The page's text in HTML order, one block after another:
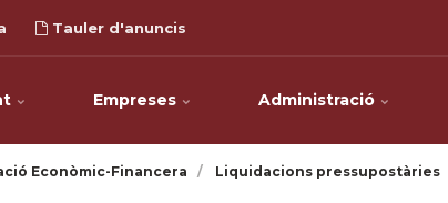
Tauler d'anuncis
Empreses Administració
Econòmic-Financera Liquidacions pressupostàries